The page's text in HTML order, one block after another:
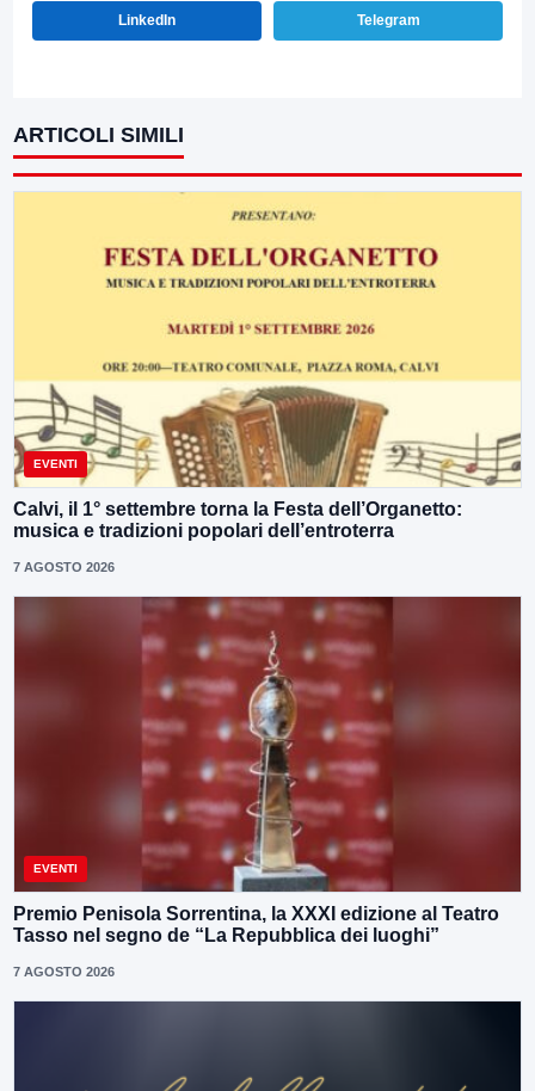
LinkedIn Telegram
ARTICOLI SIMILI
EVENTI
Calvi, il 1° settembre torna la Festa dell’Organetto:
musica e tradizioni popolari dell’entroterra
7 AGOSTO 2026
EVENTI
Premio Penisola Sorrentina, la XXXI edizione al Teatro
Tasso nel segno de “La Repubblica dei luoghi”
7 AGOSTO 2026